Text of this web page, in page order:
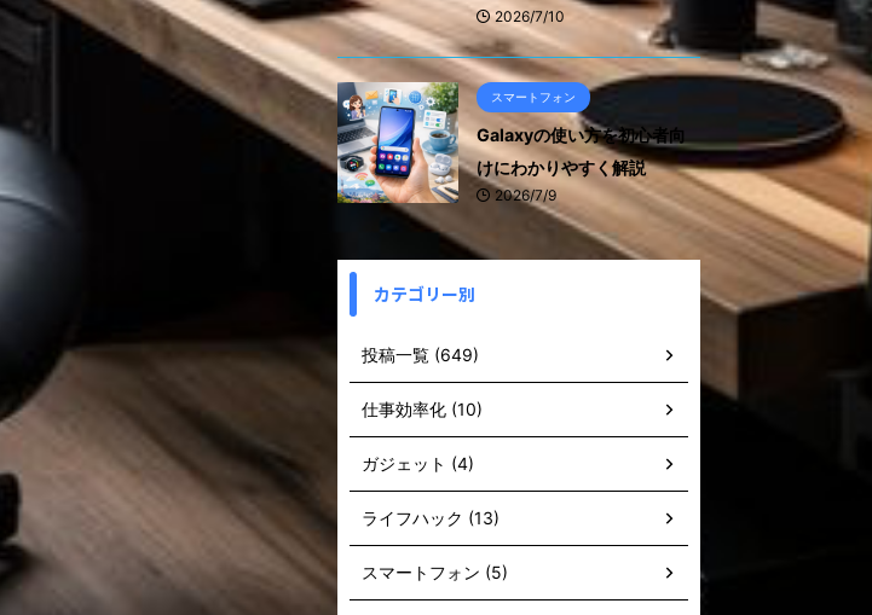
2026/7/10
スマートフォン
Galaxyの使い方を初心者向
けにわかりやすく解説
2026/7/9
カテゴリー別
投稿一覧 (649)
仕事効率化 (10)
ガジェット (4)
ライフハック (13)
スマートフォン (5)